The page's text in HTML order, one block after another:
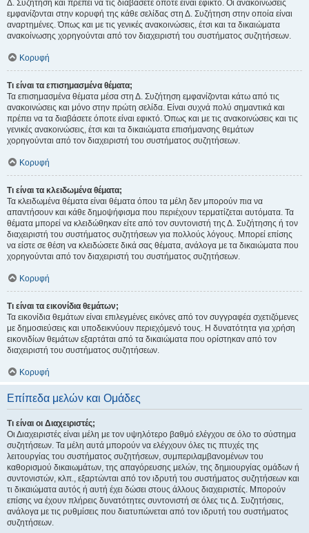
Δ. Συζήτηση και πρέπει να τις διαβάσετε όποτε είναι εφικτό. Οι ανακοινώσεις
εμφανίζονται στην κορυφή της κάθε σελίδας στη Δ. Συζήτηση στην οποία είναι
αναρτημένες. Όπως και με τις γενικές ανακοινώσεις, έτσι και τα δικαιώματα
ανακοίνωσης χορηγούνται από τον διαχειριστή του συστήματος συζητήσεων.
Κορυφή
Τι είναι τα επισημασμένα θέματα;
Τα επισημασμένα θέματα μέσα στη Δ. Συζήτηση εμφανίζονται κάτω από τις
ανακοινώσεις και μόνο στην πρώτη σελίδα. Είναι συχνά πολύ σημαντικά και
πρέπει να τα διαβάσετε όποτε είναι εφικτό. Όπως και με τις ανακοινώσεις και τις
γενικές ανακοινώσεις, έτσι και τα δικαιώματα επισήμανσης θεμάτων
χορηγούνται από τον διαχειριστή του συστήματος συζητήσεων.
Κορυφή
Τι είναι τα κλειδωμένα θέματα;
Τα κλειδωμένα θέματα είναι θέματα όπου τα μέλη δεν μπορούν πια να
απαντήσουν και κάθε δημοψήφισμα που περιέχουν τερματίζεται αυτόματα. Τα
θέματα μπορεί να κλειδώθηκαν είτε από τον συντονιστή της Δ. Συζήτησης ή τον
διαχειριστή του συστήματος συζητήσεων για πολλούς λόγους. Μπορεί επίσης
να είστε σε θέση να κλειδώσετε δικά σας θέματα, ανάλογα με τα δικαιώματα που
χορηγούνται από τον διαχειριστή του συστήματος συζητήσεων.
Κορυφή
Τι είναι τα εικονίδια θεμάτων;
Τα εικονίδια θεμάτων είναι επιλεγμένες εικόνες από τον συγγραφέα σχετιζόμενες
με δημοσιεύσεις και υποδεικνύουν περιεχόμενό τους. Η δυνατότητα για χρήση
εικονιδίων θεμάτων εξαρτάται από τα δικαιώματα που ορίστηκαν από τον
διαχειριστή του συστήματος συζητήσεων.
Κορυφή
Επίπεδα μελών και Ομάδες
Τι είναι οι Διαχειριστές;
Οι Διαχειριστές είναι μέλη με τον υψηλότερο βαθμό ελέγχου σε όλο το σύστημα
συζητήσεων. Τα μέλη αυτά μπορούν να ελέγχουν όλες τις πτυχές της
λειτουργίας του συστήματος συζητήσεων, συμπεριλαμβανομένων του
καθορισμού δικαιωμάτων, της απαγόρευσης μελών, της δημιουργίας ομάδων ή
συντονιστών, κλπ., εξαρτώνται από τον ιδρυτή του συστήματος συζητήσεων και
τι δικαιώματα αυτός ή αυτή έχει δώσει στους άλλους διαχειριστές. Μπορούν
επίσης να έχουν πλήρεις δυνατότητες συντονιστή σε όλες τις Δ. Συζητήσεις,
ανάλογα με τις ρυθμίσεις που διατυπώνεται από τον ιδρυτή του συστήματος
συζητήσεων.